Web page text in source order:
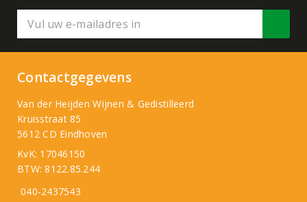
Contactgegevens
Van der Heijden Wijnen & Gedistilleerd
Kruisstraat 85
5612 CD Eindhoven
KvK: 17046150
BTW: 8122.85.244
040-2437543